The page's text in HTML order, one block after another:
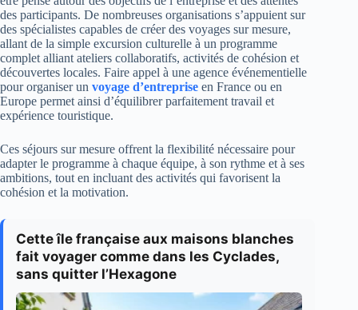
des participants. De nombreuses organisations s’appuient sur
des spécialistes capables de créer des voyages sur mesure,
allant de la simple excursion culturelle à un programme
complet alliant ateliers collaboratifs, activités de cohésion et
découvertes locales. Faire appel à une agence événementielle
pour organiser un voyage d’entreprise en France ou en
Europe permet ainsi d’équilibrer parfaitement travail et
expérience touristique.
Ces séjours sur mesure offrent la flexibilité nécessaire pour
adapter le programme à chaque équipe, à son rythme et à ses
ambitions, tout en incluant des activités qui favorisent la
cohésion et la motivation.
Cette île française aux maisons blanches
fait voyager comme dans les Cyclades,
sans quitter l’Hexagone